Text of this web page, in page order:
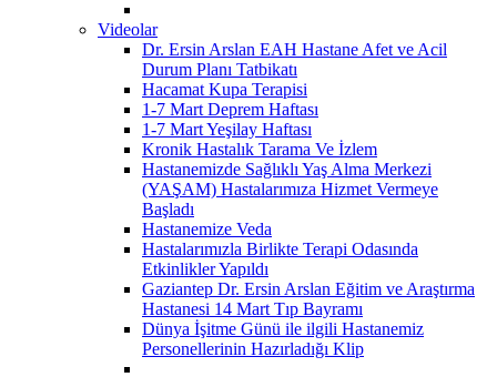
Videolar
Dr. Ersin Arslan EAH Hastane Afet ve Acil
Durum Planı Tatbikatı
Hacamat Kupa Terapisi
1-7 Mart Deprem Haftası
1-7 Mart Yeşilay Haftası
Kronik Hastalık Tarama Ve İzlem
Hastanemizde Sağlıklı Yaş Alma Merkezi
(YAŞAM) Hastalarımıza Hizmet Vermeye
Başladı
Hastanemize Veda
Hastalarımızla Birlikte Terapi Odasında
Etkinlikler Yapıldı
Gaziantep Dr. Ersin Arslan Eğitim ve Araştırma
Hastanesi 14 Mart Tıp Bayramı
Dünya İşitme Günü ile ilgili Hastanemiz
Personellerinin Hazırladığı Klip